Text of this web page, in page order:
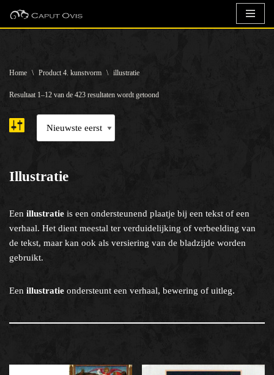
inhoud
Home \ Product 4. kunstvorm \ illustratie
Resultaat 1–12 van de 423 resultaten wordt getoond
Illustratie
Een illustratie is een ondersteunend plaatje bij een tekst of een
verhaal. Het dient meestal ter verduidelijking of verbeelding van
de tekst, maar kan ook als versiering van de bladzijde worden
gebruikt.
Een illustratie ondersteunt een verhaal, bewering of uitleg.